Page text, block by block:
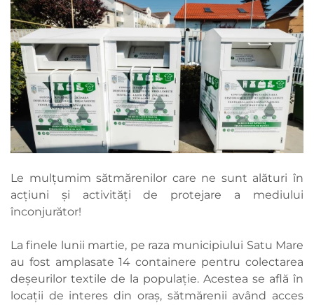
Le mulțumim sătmărenilor care ne sunt alături în
acțiuni și activități de protejare a mediului
înconjurător!
La finele lunii martie, pe raza municipiului Satu Mare
au fost amplasate 14 containere pentru colectarea
deșeurilor textile de la populație. Acestea se află în
locații de interes din oraș, sătmărenii având acces